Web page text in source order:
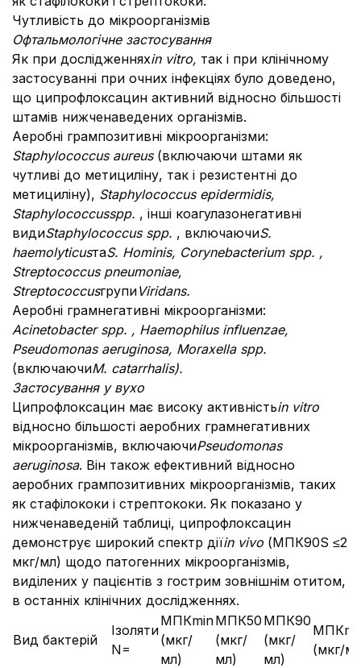
Чутливість до мікроорганізмів
Офтальмологічне застосування
Як при дослідженняхin vitro, так і при клінічному
застосуванні при очних інфекціях було доведено,
що ципрофлоксацин активний відносно більшості
штамів нижченаведених організмів.
Аеробні грампозитивні мікроорганізми:
Staphylococcus aureus (включаючи штами як
чутливі до метициліну, так і резистентні до
метициліну), Staphylococcus epidermidis,
Staphylococcusspp. , інші коагулазонегативні
видиStaphylococcus spp. , включаючиS.
haemolyticusтаS. Hominis, Corynebacterium spp. ,
Streptococcus pneumoniaе,
StreptococcusгрупиViridans.
Аеробні грамнегативні мікроорганізми:
Acinetobacter spp. , Haemophilus influenzae,
Pseudomonas aeruginosa, Moraxella spp.
(включаючиM. catarrhalis).
Застосування у вухо
Ципрофлоксацин має високу активністьin vitro
відносно більшості аеробних грамнегативних
мікроорганізмів, включаючиPseudomonas
aeruginosa. Він також ефективний відносно
аеробних грампозитивних мікроорганізмів, таких
як стафілококи і стрептококи. Як показано у
нижченаведеній таблиці, ципрофлоксацин
демонструє широкий спектр діїin vivo (МПК90S ≤2
мкг/мл) щодо патогенних мікроорганізмів,
виділених у пацієнтів з гострим зовнішнім отитом,
в останніх клінічних дослідженнях.
Вид бактерій
Ізоляти
N=
МПКmin
(мкг/
мл)
МПК50
(мкг/
мл)
МПК90
(мкг/
мл)
(мкг/